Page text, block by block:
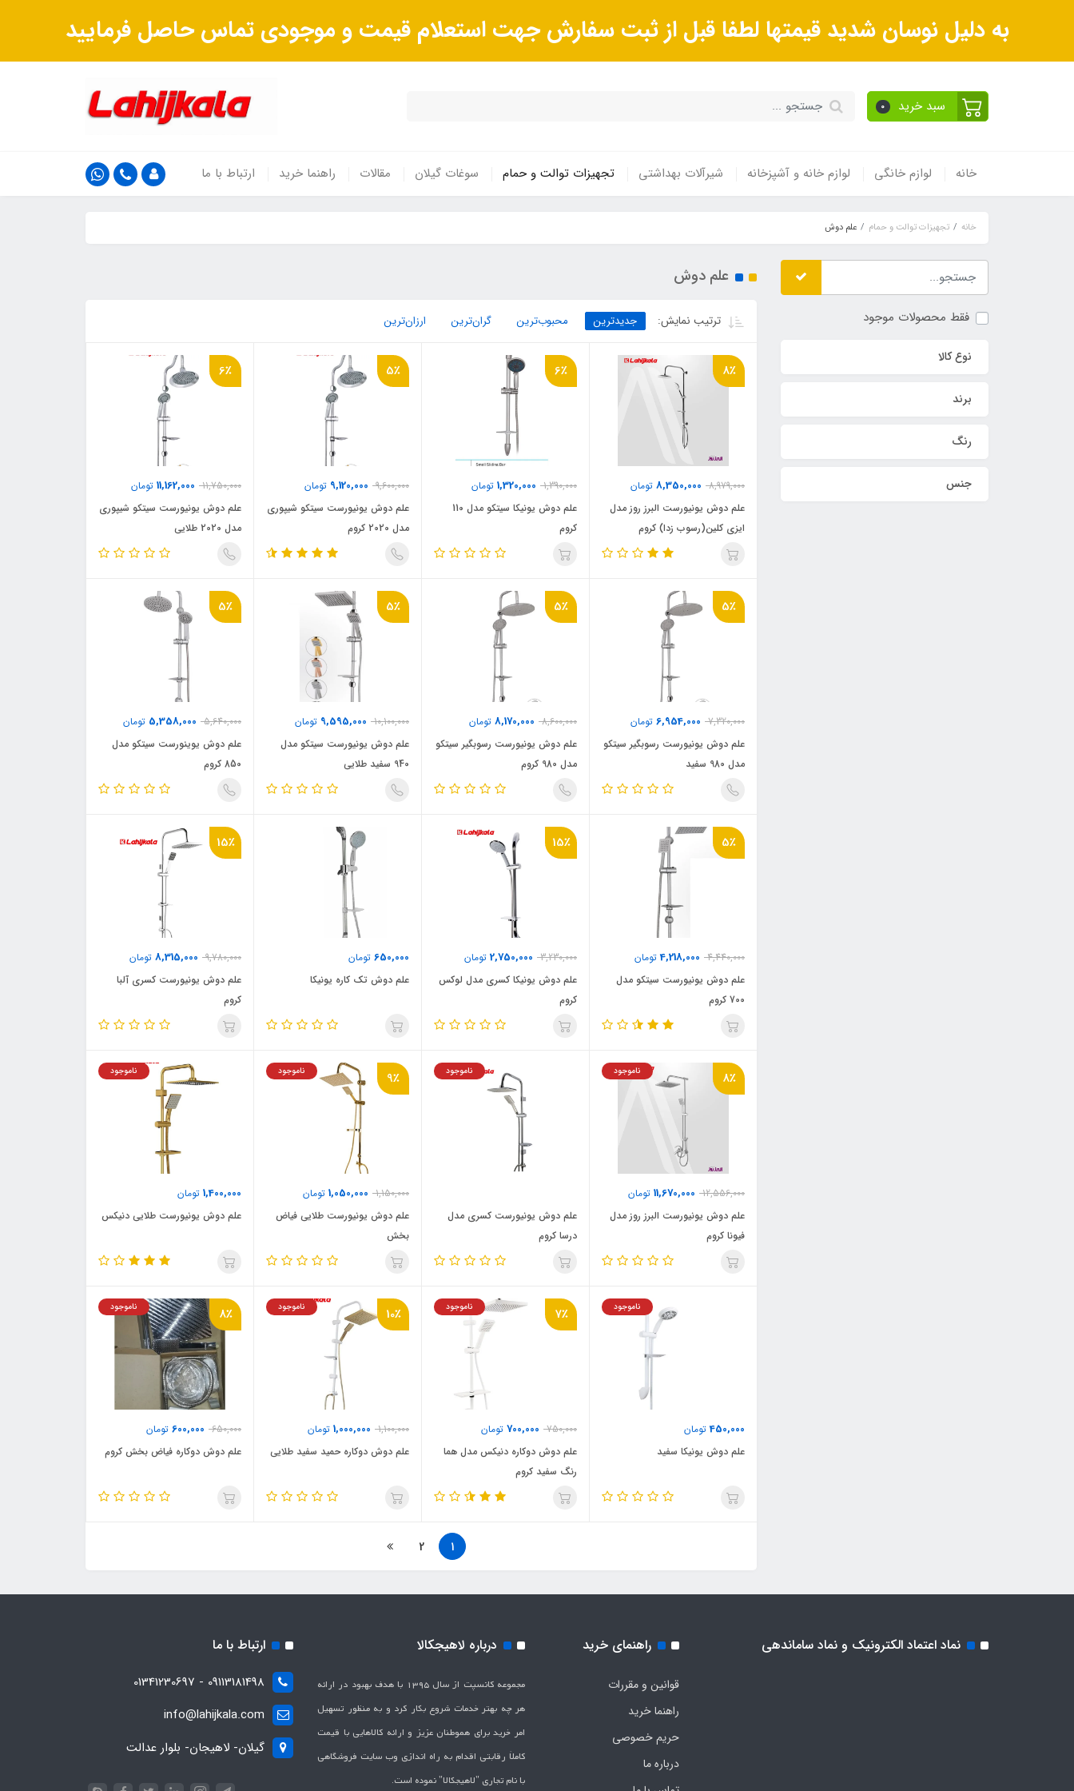
به دلیل نوسان شدید قیمتها لطفا قبل از ثبت سفارش جهت استعلام قیمت و موجودی تماس حاصل فرمایید
سبد خرید 0
خانه لوازم خانگی لوازم خانه و آشپزخانه شیرآلات بهداشتی تجهیزات توالت و حمام سوغات گیلان مقالات راهنما خرید ارتباط با ما
خانه تجهیزات توالت و حمام علم دوش
فقط محصولات موجود
نوع کالا
برند
رنگ
جنس
علم دوش
ترتیب نمایش: جدیدترین محبوب‌ترین گران‌ترین ارزان‌ترین
8٪
8,979,000
8,350,000 تومان
علم دوش یونیورست البرز روز مدل
ایزی کلین(رسوب زدا) کروم
6٪
1,390,000
1,320,000 تومان
علم دوش یونیکا سیتکو مدل 110
کروم
5٪
9,600,000
9,120,000 تومان
علم دوش یونیورست سیتکو شیپوری
مدل 2020 کروم
6٪
11,750,000
11,162,000 تومان
علم دوش یونیورست سیتکو شیپوری
مدل 2020 طلایی
5٪
7,320,000
6,954,000 تومان
علم دوش یونیورست رسوبگیر سیتکو
مدل 980 سفید
5٪
8,600,000
8,170,000 تومان
علم دوش یونیورست رسوبگیر سیتکو
مدل 980 کروم
5٪
10,100,000
9,595,000 تومان
علم دوش یونیورست سیتکو مدل
940 سفید طلایی
5٪
5,640,000
5,358,000 تومان
علم دوش یوینورست سیتکو مدل
850 کروم
5٪
4,440,000
4,218,000تومان
علم دوش یونیورست سیتکو مدل
700 کروم
15٪
3,230,000
2,750,000 تومان
علم دوش یونیکا کسری مدل لوکس
کروم
650,000 تومان
علم دوش تک کاره یونیکا
15٪
9,780,000
8,315,000 تومان
علم دوش یونیورست کسری آلبا
کروم
8٪
12,556,000
11,670,000 تومان
ناموجود
علم دوش یونیورست البرز روز مدل
فیونا کروم
ناموجود
علم دوش یونیورست کسری مدل
درسا کروم
9٪
1,150,000
1,050,000 تومان
ناموجود
علم دوش یونیورست طلایی فیاض
بخش
1,400,000 تومان
ناموجود
علم دوش یونیورست طلایی دنیکس
450,000تومان
ناموجود
علم دوش یونیکا سفید
7٪
750,000
700,000 تومان
ناموجود
علم دوش دوکاره دنیکس مدل هما
رنگ سفید کروم
10٪
1,100,000
1,000,000 تومان
ناموجود
علم دوش دوکاره حمید سفید طلایی
8٪
650,000
600,000 تومان
ناموجود
علم دوش دوکاره فیاض بخش کروم
1
2
نماد اعتماد الکترونیک و نماد ساماندهی راهنمای خرید
قوانین و مقررات
راهنما خرید
حریم خصوصی
درباره ما
درباره لاهیجکالا
مجموعه کانسپت از سال 1395 با هدف بهبود در ارائه
هر چه بهتر خدمات شروع بکار کرد و به منظور تسهیل
امر خرید برای هموطنان عزیز و ارائه کالاهایی با قیمت
کاملاَ رقابتی اقدام به راه اندازی وب سایت فروشگاهی
با نام تجاری "لاهیج­کالا" نموده است.
ارتباط با ما
09113181498 - 01341230697
info@lahijkala.com
گیلان- لاهیجان- بلوار عدالت